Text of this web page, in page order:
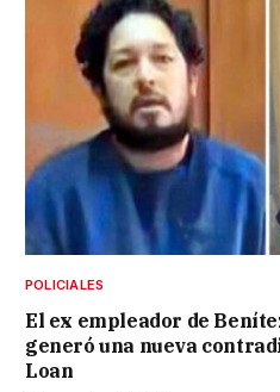
POLICIALES
El ex empleador de
generó una nueva
Loan